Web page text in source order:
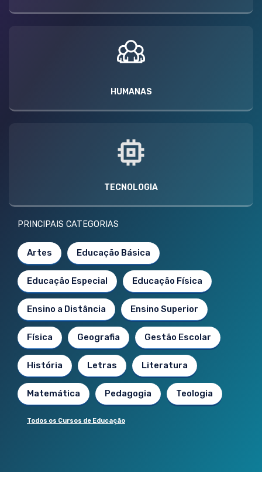
HUMANAS
TECNOLOGIA
PRINCIPAIS CATEGORIAS
Artes Educação Básica
Educação Especial Educação Física
Ensino a Distância Ensino Superior
Física Geografia Gestão Escolar
História Letras Literatura
Matemática Pedagogia Teologia
Todos os Cursos de Educação